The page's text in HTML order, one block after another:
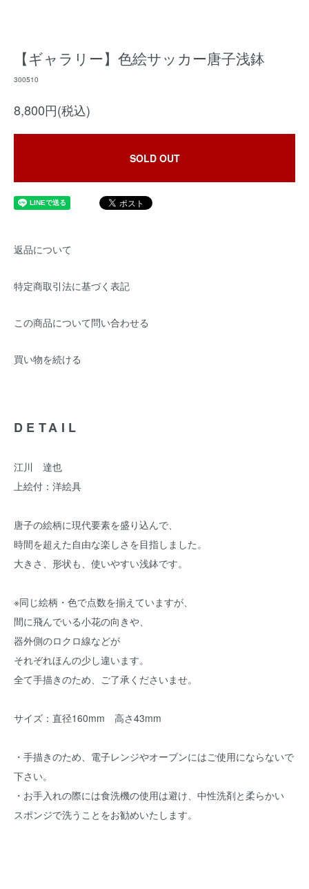
【ギャラリー】色絵サッカー唐子浅鉢
300510
8,800円(税込)
SOLD OUT
返品について
特定商取引法に基づく表記
この商品について問い合わせる
買い物を続ける
DETAIL
江川 達也
上絵付：洋絵具
唐子の絵柄に現代要素を盛り込んで、
時間を超えた自由な楽しさを目指しました。
大きさ、形状も、使いやすい浅鉢です。
※同じ絵柄・色で点数を揃えていますが、
間に飛んでいる小花の向きや、
器外側のロクロ線などが
それぞれほんの少し違います。
全て手描きのため、ご了承くださいませ。
サイズ：直径160mm 高さ43mm
・手描きのため、電子レンジやオーブンにはご使用にならないで
下さい。
・お手入れの際には食洗機の使用は避け、中性洗剤と柔らかい
スポンジで洗うことをお勧めいたします。